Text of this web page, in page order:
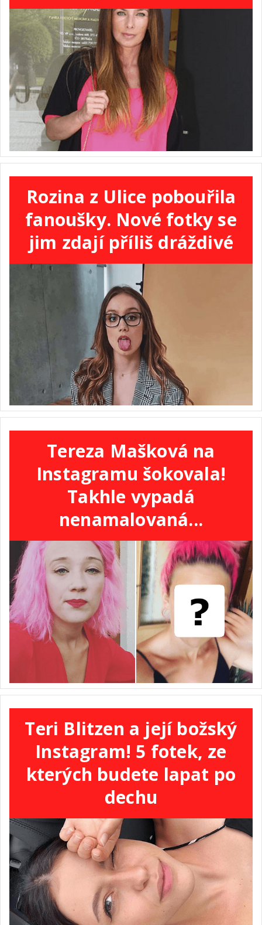
Rozina z Ulice pobouřila
fanoušky. Nové fotky se
jim zdají příliš dráždivé
Tereza Mašková na
Instagramu šokovala!
Takhle vypadá
nenamalovaná...
Teri Blitzen a její božský
Instagram! 5 fotek, ze
kterých budete lapat po
dechu